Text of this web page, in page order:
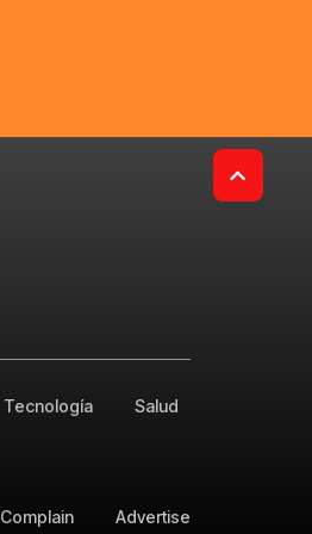
Tecnología Salud
Complain Advertise